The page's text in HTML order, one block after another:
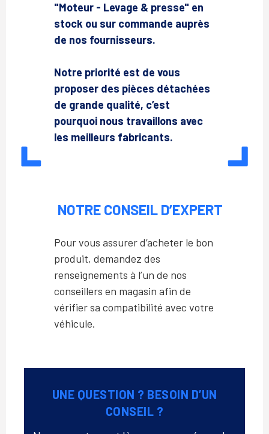
"Moteur - Levage & presse" en
stock ou sur commande auprès
de nos fournisseurs.
Notre priorité est de vous
proposer des pièces détachées
de grande qualité, c’est
pourquoi nous travaillons avec
les meilleurs fabricants.
NOTRE CONSEIL D’EXPERT
Pour vous assurer d’acheter le bon
produit, demandez des
renseignements à l’un de nos
conseillers en magasin afin de
vérifier sa compatibilité avec votre
véhicule.
UNE QUESTION ? BESOIN D’UN
CONSEIL ?